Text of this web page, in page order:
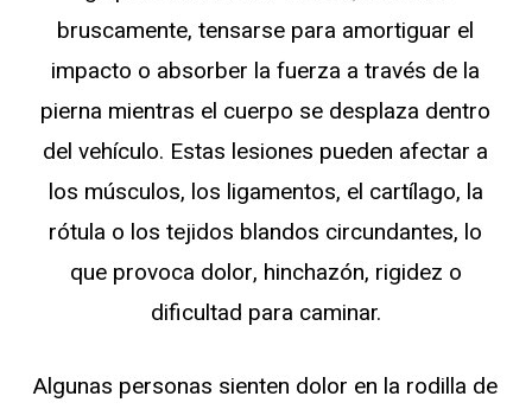
bruscamente, tensarse para amortiguar el
impacto o absorber la fuerza a través de la
pierna mientras el cuerpo se desplaza dentro
del vehículo. Estas lesiones pueden afectar a
los músculos, los ligamentos, el cartílago, la
rótula o los tejidos blandos circundantes, lo
que provoca dolor, hinchazón, rigidez o
dificultad para caminar.
Algunas personas sienten dolor en la rodilla de